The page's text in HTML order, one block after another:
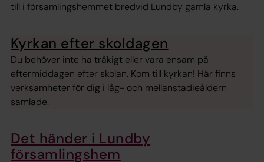
till i församlingshemmet bredvid Lundby gamla kyrka.
Kyrkan efter skoldagen
Du behöver inte ha tråkigt eller vara ensam på
eftermiddagen efter skolan. Kom till kyrkan! Här finns
verksamheter för dig i låg- och mellanstadieåldern
samlade.
Det händer i Lundby
församlingshem